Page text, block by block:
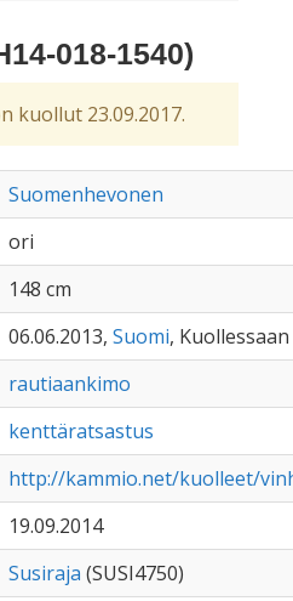
018-1540)
kuollut 23.09.2017.
Suomenhevonen
ori
148 cm
06.06.2013, Suomi,
rautiaankimo
kenttäratsastus
http://kammio.net/kuolleet/
19.09.2014
Susiraja (SUSI4750)